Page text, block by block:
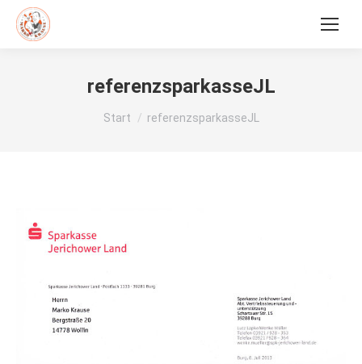
referenzsparkasseJL
Sie befinden sich hier:
Start referenzsparkasseJL